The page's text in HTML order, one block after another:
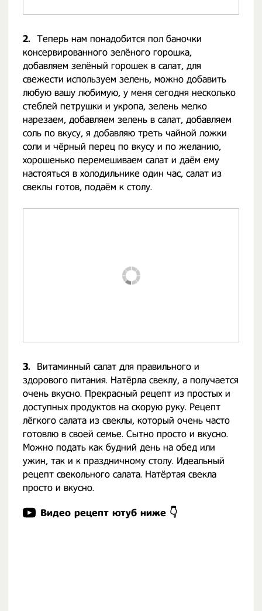
2. Теперь нам понадобится пол баночки
консервированного зелёного горошка,
добавляем зелёный горошек в салат, для
свежести используем зелень, можно добавить
любую вашу любимую, у меня сегодня несколько
стеблей петрушки и укропа, зелень мелко
нарезаем, добавляем зелень в салат, добавляем
соль по вкусу, я добавляю треть чайной ложки
соли и чёрный перец по вкусу и по желанию,
хорошенько перемешиваем салат и даём ему
настояться в холодильнике один час, салат из
свеклы готов, подаём к столу.
3.
Витаминный салат для правильного и
здорового питания. Натёрла свеклу, а получается
очень вкусно. Прекрасный рецепт из простых и
доступных продуктов на скорую руку. Рецепт
лёгкого салата из свеклы, который очень часто
готовлю в своей семье. Сытно просто и вкусно.
Можно подать как будний день на обед или
ужин, так и к праздничному столу. Идеальный
рецепт свекольного салата. Натёртая свекла
просто и вкусно.
Видео рецепт ютуб ниже 👇